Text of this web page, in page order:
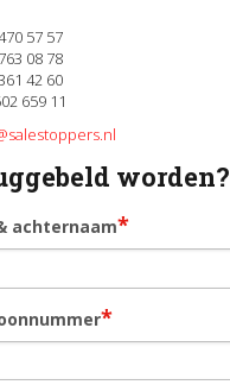
57 57
08 78
42 60
659 11
worden?
achternaam*
*